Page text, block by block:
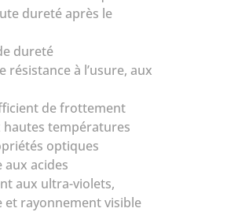
dureté après le
dureté
résistance à l’usure, aux
de frottement
hautes températures
optiques
aux acides
aux ultra-violets,
et rayonnement visible